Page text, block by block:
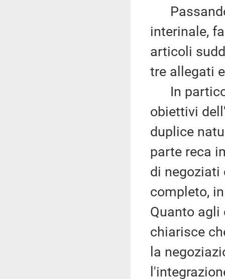
interinale,
articoli
tre allegati
In
obiettivi
duplice
parte reca
di negoziati
completo,
Quanto
chiarisce
la